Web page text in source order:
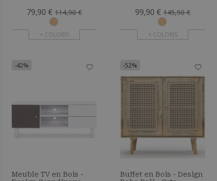
79,90 € 114,90 €
+ COLORIS
99,90 € 145,90 €
+ COLORIS
-42%
Meuble TV en Bois -
-52%
Buffet en Bois - Design